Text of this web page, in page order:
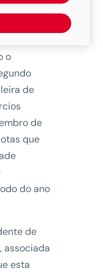
depois
de
o
de
de
que
do ano
de
associada
esta